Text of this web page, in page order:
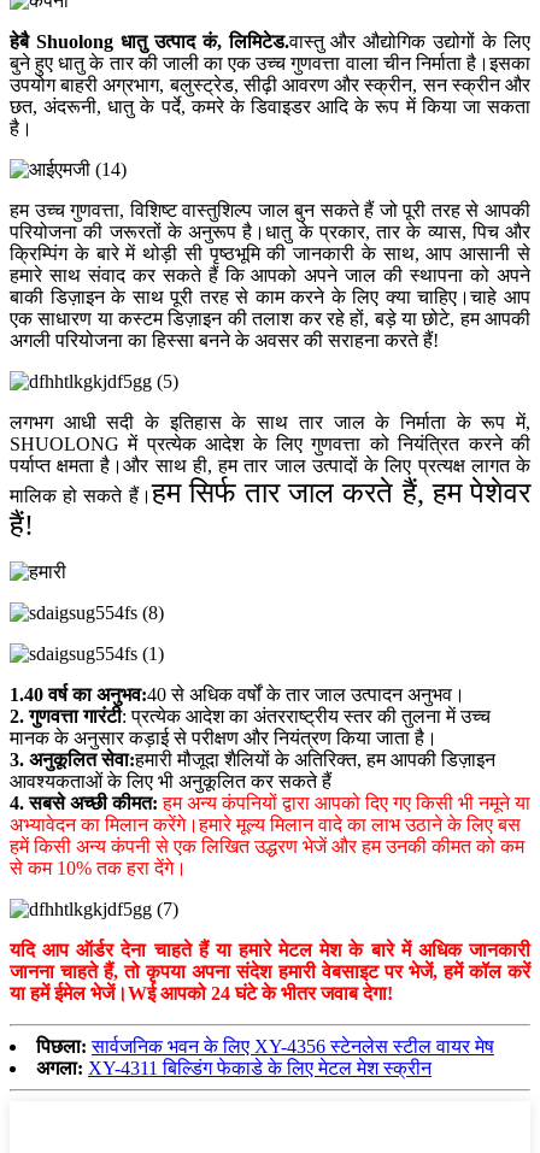
हेबै Shuolong धातु उत्पाद कं, लिमिटेड.वास्तु और औद्योगिक उद्योगों के लिए
बुने हुए धातु के तार की जाली का एक उच्च गुणवत्ता वाला चीन निर्माता है।इसका
उपयोग बाहरी अग्रभाग, बलुस्ट्रेड, सीढ़ी आवरण और स्क्रीन, सन स्क्रीन और
छत, अंदरूनी, धातु के पर्दे, कमरे के डिवाइडर आदि के रूप में किया जा सकता
है।
हम उच्च गुणवत्ता, विशिष्ट वास्तुशिल्प जाल बुन सकते हैं जो पूरी तरह से आपकी
परियोजना की जरूरतों के अनुरूप है।धातु के प्रकार, तार के व्यास, पिच और
क्रिम्पिंग के बारे में थोड़ी सी पृष्ठभूमि की जानकारी के साथ, आप आसानी से
हमारे साथ संवाद कर सकते हैं कि आपको अपने जाल की स्थापना को अपने
बाकी डिज़ाइन के साथ पूरी तरह से काम करने के लिए क्या चाहिए।चाहे आप
एक साधारण या कस्टम डिज़ाइन की तलाश कर रहे हों, बड़े या छोटे, हम आपकी
अगली परियोजना का हिस्सा बनने के अवसर की सराहना करते हैं!
लगभग आधी सदी के इतिहास के साथ तार जाल के निर्माता के रूप में,
SHUOLONG में प्रत्येक आदेश के लिए गुणवत्ता को नियंत्रित करने की
पर्याप्त क्षमता है।और साथ ही, हम तार जाल उत्पादों के लिए प्रत्यक्ष लागत के
मालिक हो सकते हैं। हम सिर्फ तार जाल करते हैं, हम पेशेवर
हैं!
1.40 वर्ष का अनुभव:40 से अधिक वर्षों के तार जाल उत्पादन अनुभव।
2. गुणवत्ता गारंटी: प्रत्येक आदेश का अंतरराष्ट्रीय स्तर की तुलना में उच्च
मानक के अनुसार कड़ाई से परीक्षण और नियंत्रण किया जाता है।
3. अनुकूलित सेवा:हमारी मौजूदा शैलियों के अतिरिक्त, हम आपकी डिज़ाइन
आवश्यकताओं के लिए भी अनुकूलित कर सकते हैं
4. सबसे अच्छी कीमत: हम अन्य कंपनियों द्वारा आपको दिए गए किसी भी नमूने या
अभ्यावेदन का मिलान करेंगे।हमारे मूल्य मिलान वादे का लाभ उठाने के लिए बस
हमें किसी अन्य कंपनी से एक लिखित उद्धरण भेजें और हम उनकी कीमत को कम
से कम 10% तक हरा देंगे।
यदि आप ऑर्डर देना चाहते हैं या हमारे मेटल मेश के बारे में अधिक जानकारी
जानना चाहते हैं, तो कृपया अपना संदेश हमारी वेबसाइट पर भेजें, हमें कॉल करें
या हमें ईमेल भेजें।Wई आपको 24 घंटे के भीतर जवाब देगा!
पिछला: सार्वजनिक भवन के लिए XY-4356 स्टेनलेस स्टील वायर मेष
अगला: XY-4311 बिल्डिंग फेकाडे के लिए मेटल मेश स्क्रीन